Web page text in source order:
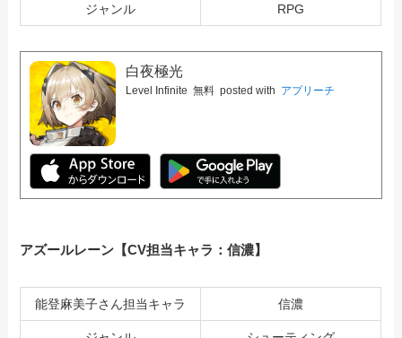
ジャンル RPG
白夜極光
Level Infinite 無料 posted with アプリーチ
アズールレーン【CV担当キャラ：信濃】
能登麻美子さん担当キャラ 信濃